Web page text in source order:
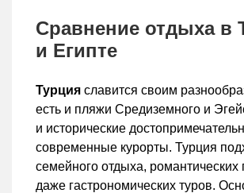
Сравнение отдыха в
и Египте
Турция славится своим
есть и пляжи Средиземного и
и исторические
современные курорты. Турция
семейного отдыха, романтических
даже гастрономических туров.